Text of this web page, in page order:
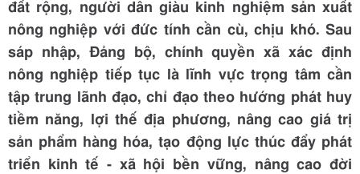
đất rộng, người dân giàu kinh nghiệm sản xuất
nông nghiệp với đức tính cần cù, chịu khó. Sau
sáp nhập, Đảng bộ, chính quyền xã xác định
nông nghiệp tiếp tục là lĩnh vực trọng tâm cần
tập trung lãnh đạo, chỉ đạo theo hướng phát huy
tiềm năng, lợi thế địa phương, nâng cao giá trị
sản phẩm hàng hóa, tạo động lực thúc đẩy phát
triển kinh tế - xã hội bền vững, nâng cao đời